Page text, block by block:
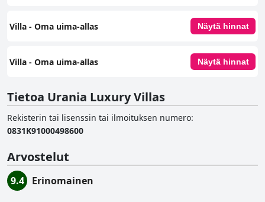
Villa - Oma uima-allas Näytä hinnat
Villa - Oma uima-allas Näytä hinnat
Tietoa Urania Luxury Villas
Rekisterin tai lisenssin tai ilmoituksen numero:
0831K91000498600
Arvostelut
9.4 Erinomainen